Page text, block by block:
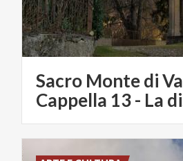
Sacro Monte di